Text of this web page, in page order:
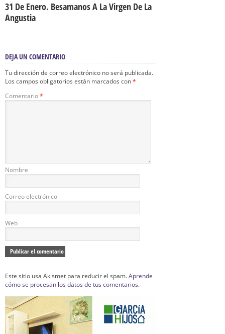
31 De Enero. Besamanos A La Virgen De La
Angustia
DEJA UN COMENTARIO
Tu dirección de correo electrónico no será publicada.
Los campos obligatorios están marcados con*
Comentario*
Nombre
Correo electrónico
Web
Este sitio usa Akismet para reducir el spam.Aprende
cómo se procesan los datos de tus comentarios.